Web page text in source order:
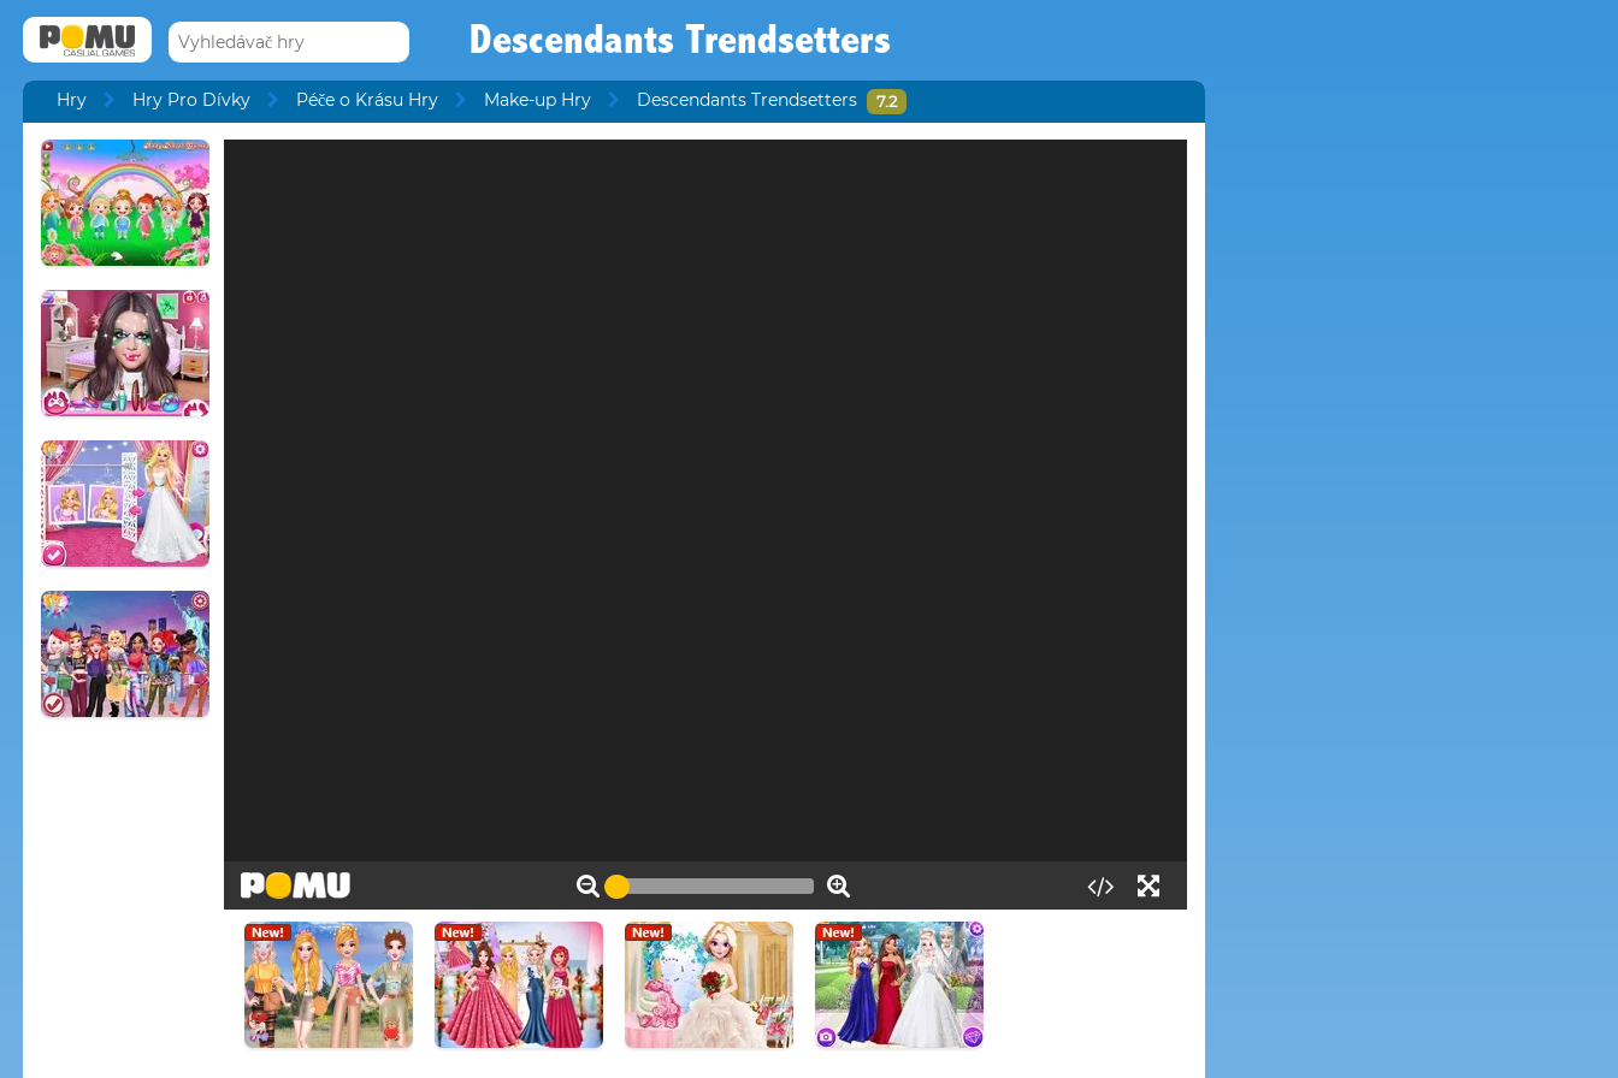
Descendants Trendsetters
Hry Hry Pro Dívky Péče o Krásu Hry Make-up Hry Descendants Trendsetters 7.2